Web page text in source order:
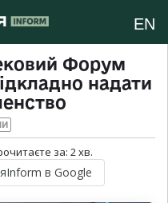
EN
Форум
надати
за: 2хв.
в Google